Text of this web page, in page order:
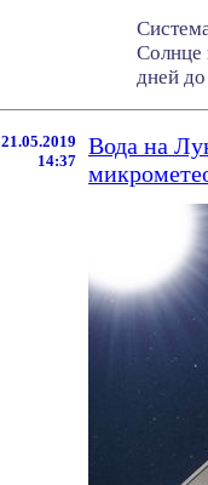
Солнце
дней до
21.05.2019
14:37
Вода на